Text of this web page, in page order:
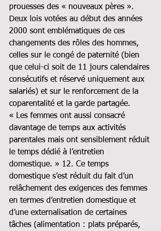
prouesses des « nouveaux pères ».
Deux lois votées au début des années
2000 sont emblématiques de ces
changements des rôles des hommes,
celles sur le congé de paternité (bien
que celui-ci soit de 11 jours calendaires
consécutifs et réservé uniquement aux
salariés) et sur le renforcement de la
coparentalité et la garde partagée.
« Les femmes ont aussi consacré
davantage de temps aux activités
parentales mais ont sensiblement réduit
le temps dédié à l’entretien
domestique. » 12. Ce temps
domestique s’est réduit du fait d’un
relâchement des exigences des femmes
en termes d’entretien domestique et
d’une externalisation de certaines
tâches (alimentation : plats préparés,